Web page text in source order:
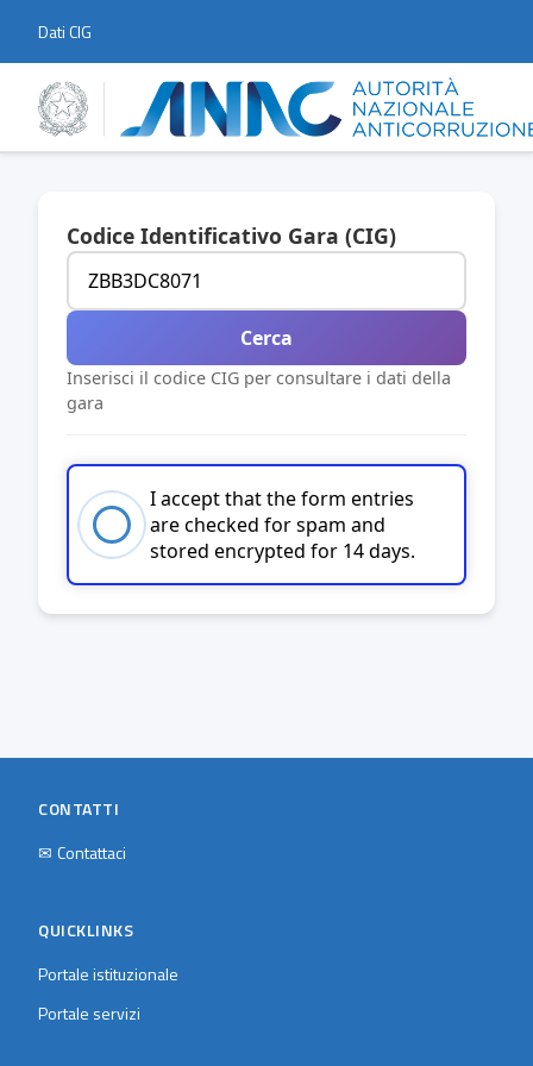
Dati CIG
Codice Identificativo Gara (CIG)
Cerca
Inserisci il codice CIG per consultare i dati della
gara
I accept that the form entries
are checked for spam and
stored encrypted for 14 days.
CONTATTI
✉ Contattaci
QUICKLINKS
Portale istituzionale
Portale servizi